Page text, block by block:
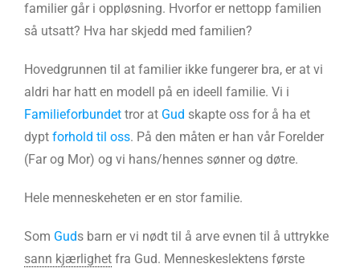
familier går i oppløsning. Hvorfor er nettopp familien
så utsatt? Hva har skjedd med familien?
Hovedgrunnen til at familier ikke fungerer bra, er at vi
aldri har hatt en modell på en ideell familie. Vi i
Familieforbundet tror at Gud skapte oss for å ha et
dypt forhold til oss. På den måten er han vår Forelder
(Far og Mor) og vi hans/hennes sønner og døtre.
Hele menneskeheten er en stor familie.
Som Guds barn er vi nødt til å arve evnen til å uttrykke
sann kjærlighet fra Gud. Menneskeslektens første